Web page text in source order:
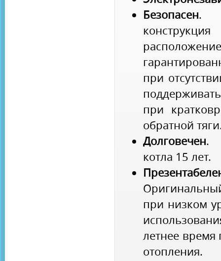
Безопасен.
при
при
обратной
Долговечен.
котла 15 лет.
при низком
летнее время
отопления.